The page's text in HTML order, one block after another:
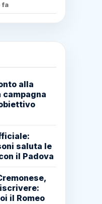
fa
alla
campagna
saluta le
il Padova
il Romeo